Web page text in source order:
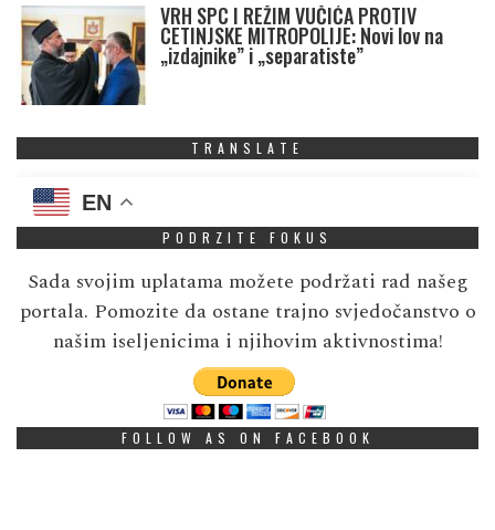
VRH SPC I REŽIM VUČIĆA PROTIV
CETINJSKE MITROPOLIJE: Novi lov na
„izdajnike” i „separatiste”
TRANSLATE
EN
PODRZITE FOKUS
Sada svojim uplatama možete podržati rad našeg
portala. Pomozite da ostane trajno svjedočanstvo o
našim iseljenicima i njihovim aktivnostima!
FOLLOW AS ON FACEBOOK